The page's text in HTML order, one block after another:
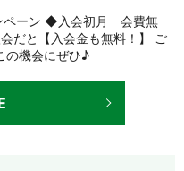
ペーン ◆入会初月 会費無
だと【入会金も無料！】 ご
の機会にぜひ♪